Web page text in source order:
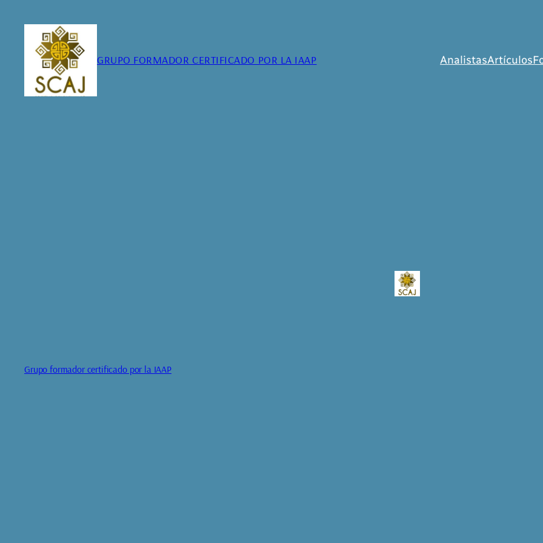
content
GRUPO FORMADOR CERTIFICADO POR LA IAAP AnalistasArtículos
Grupo formador certificado por la IAAP